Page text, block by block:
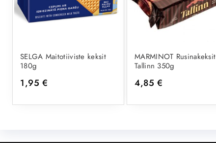
SELGA Maitotiiviste keksit
180g
1,95 €
MARMINOT Rusinakeksit
Tallinn 350g
4,85 €